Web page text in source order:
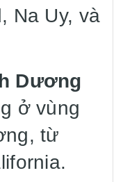
Na Uy, và
Dương
ở vùng
từ